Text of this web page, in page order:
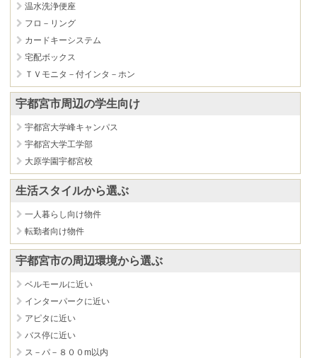
温水洗浄便座
フロ－リング
カードキーシステム
宅配ボックス
ＴＶモニタ－付インタ－ホン
宇都宮市周辺の学生向け
宇都宮大学峰キャンパス
宇都宮大学工学部
大原学園宇都宮校
生活スタイルから選ぶ
一人暮らし向け物件
転勤者向け物件
宇都宮市の周辺環境から選ぶ
ベルモールに近い
インターパークに近い
アピタに近い
バス停に近い
ス－パ－８００m以内